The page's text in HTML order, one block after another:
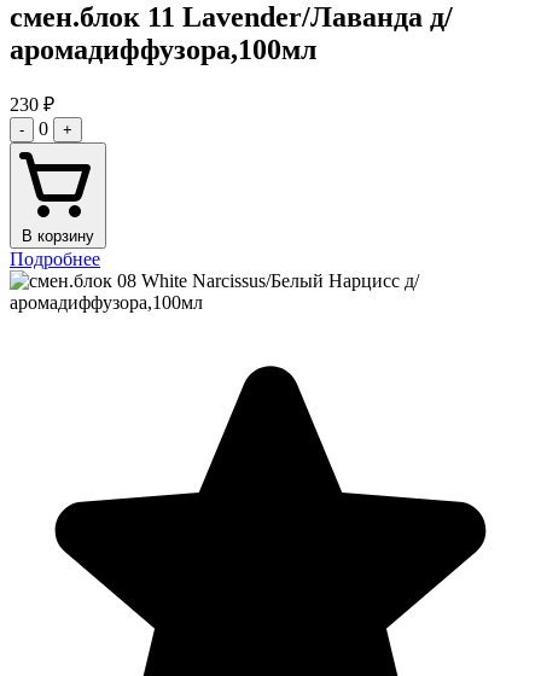
смен.блок 11 Lavender/Лаванда д/
аромадиффузора,100мл
230 ₽
- 0 +
В корзину
Подробнее